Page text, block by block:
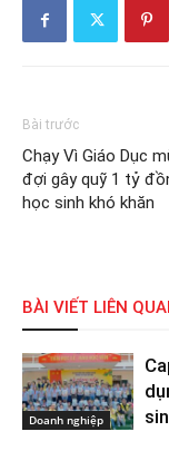
Bài trước
Chạy Vì Giáo Dục
đợi gây quỹ 1 tỷ
học sinh khó khăn
BÀI VIẾT LIÊN
Doanh nghiệp